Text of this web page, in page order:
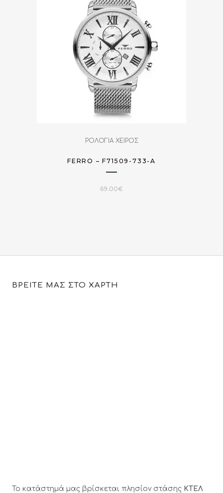
ΡΟΛΟΓΙΑ ΧΕΙΡΟΣ
FERRO – F71509-733-A
69.00€
ΒΡΕΙΤΕ ΜΑΣ ΣΤΟ ΧΑΡΤΗ
Το κατάστημά μας βρίσκεται πλησίον στάσης ΚΤΕΛ